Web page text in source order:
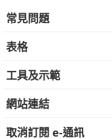
常見問題
表格
工具及示範
網站連結
取消訂閱 e-通訊